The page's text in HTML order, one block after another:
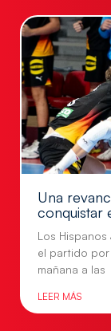
Una
conquistar
Los
el partido
mañana a las
LEER MÁS